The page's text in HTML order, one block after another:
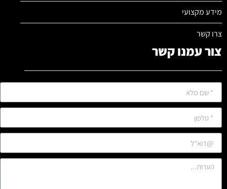
מידע מקצועי
צרו קשר
צור עמנו קשר